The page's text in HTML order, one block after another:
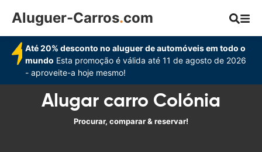
Aluguer-Carros.com
Até 20% desconto no aluguer de automóveis em todo o
mundo Esta promoção é válida até 11 de agosto de 2026
- aproveite-a hoje mesmo!
Alugar carro Colónia
Procurar, comparar & reservar!